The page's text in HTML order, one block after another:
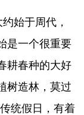
始于周代，
是一个很重要
耕春种的大好
树造林，莫过
统假日，有着